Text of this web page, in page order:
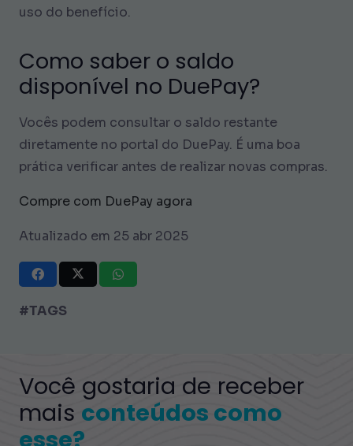
uso do benefício.
Como saber o saldo
disponível no DuePay?
Vocês podem consultar o saldo restante
diretamente no portal do DuePay. É uma boa
prática verificar antes de realizar novas compras.
Compre com DuePay agora
Atualizado em 25 abr 2025
#TAGS
Você gostaria de receber
mais conteúdos como